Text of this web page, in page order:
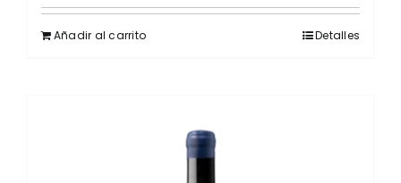
Añadir al carrito Detalles